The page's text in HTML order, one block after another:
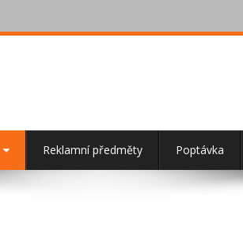
Reklamní předměty Poptávka